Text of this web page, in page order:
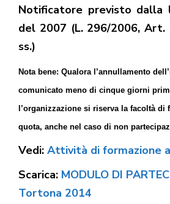
Notificatore previsto dalla
del 2007 (L. 296/2006, Art.
ss.)
Nota bene: Qualora l’annullamento
comunicato meno di cinque giorni
l’organizzazione si riserva la facoltà di
quota, anche nel caso di non
Vedi: Attività di formazione
Scarica: MODULO DI
Tortona 2014